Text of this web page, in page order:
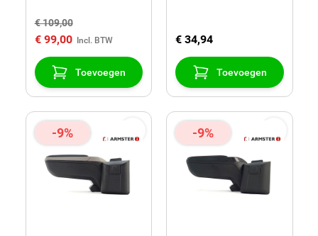
€ 109,00
€ 99,00
Toevoegen
€ 34,94
Toevoegen
-9% -9%